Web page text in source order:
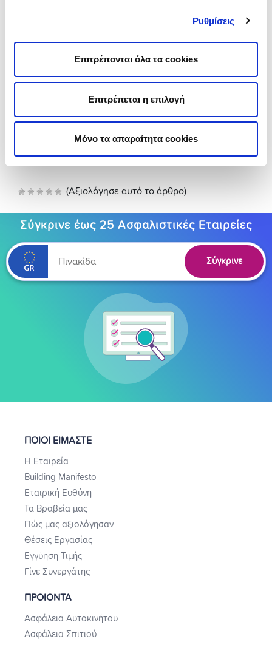
Ρυθμίσεις
Επιτρέπονται όλα τα cookies
Επιτρέπεται η επιλογή
Μόνο τα απαραίτητα cookies
εταιρεία, βρίσκουμε εμείς για σένα την πιο φθηνή
ασφάλεια αυτοκινήτου
τιμές για κάθε budget
Δοκίμασέ το κι εσύ και βρες οικονομική ασφάλεια
με έως 12 άτοκες δόσεις!
*Οι τιμολογήσεις αφορούν ασφάλιση στις
απαραίτητες εκ του Νόμου καλύψεις για Nissan
ετών στις 24/09/2024.
(Αξιολόγησε αυτό το άρθρο)
Σύγκρινε έως 25 Ασφαλιστικές Εταιρείες
Σύγκρινε
ΠΟΙΟΙ ΕΙΜΑΣΤΕ
Η Εταιρεία
Building Manifesto
Εταιρική Ευθύνη
Τα Βραβεία μας
Πώς μας αξιολόγησαν
Θέσεις Εργασίας
Εγγύηση Τιμής
Γίνε Συνεργάτης
ΠΡΟΙΟΝΤΑ
Ασφάλεια Αυτοκινήτου
Ασφάλεια Σπιτιού